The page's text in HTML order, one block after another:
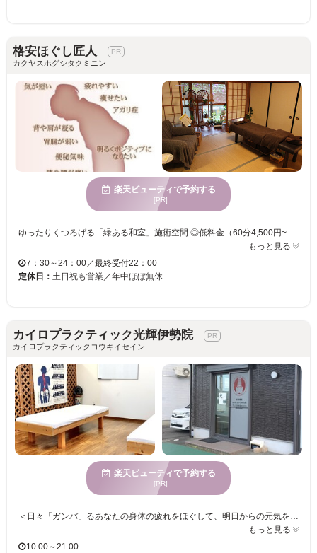
格安ほぐし匠人
カクヤスホグシタクミニン
楽天ビューティで予約する
[PR]
ゆったりくつろげる「緑ある和室」施術空間 ◎低料金（60分4,500円~割引有）にて「ご負担少なく・通いやすい」人気の整体院《格安ほぐし匠人》☆22時までにご連絡いただければ、24時以降もＯＫ！ 「カウンセリング」を重視し「痛み／辛さを和らげる専門力」にて、お客様が “ずっと元気” で、いつまでも健康に暮らせるよう、きちんと結果を出し続けてゆく整体院を目指しています。 心や体の辛さを周囲になかなか理解して貰えず、一人苦しんでみえる方も多くいらっしゃいます。 そんな方々のお悩みをじっくりお伺いしながら、心身の健康をきちんとサポートしています。 辛さやストレスから開放され、皆さん笑顔で帰られます。 その喜びに、時に涙される方もいらっしゃいます。 もし挫けそうになられても、しっかりサポートしてますので、大丈夫！ 本格的に自律神経を調え、隅々まで血流よくして、いつも元気ハツラツ “体温＆免疫アップ” 健康人生まっしぐら！！ あなたもぜひ《格安ほぐし匠人》の専門力をご体験くださいませ。 ご来店をお待ちしております。
もっと見る
7：30～24：00／最終受付22：00
定休日： 土日祝も営業／年中ほぼ無休
カイロプラクティック光輝伊勢院
カイロプラクティックコウキイセイン
楽天ビューティで予約する
[PR]
＜日々「ガンバ」るあなたの身体の疲れをほぐして、明日からの元気をチャージします！＞ 【駐車場あり◎／クレジットカード支払いOK♪／女性スタッフが多い◇】明るくて開放感のある店内♪22：00まで営業しているので、お仕事終わりの方も気軽にご来店頂けます☆丁寧なカウンセリングを行い、お客様一人ひとりに合った施術をしてくれるので、初めての方でも安心して通うことが出来ます！ 何をしても改善しなかった体の不調を、熟練の技術でしっかりとケア◎今まで悩んでいた体の痛みや痺れなどを改善します！【※定期的に通いたい人にもお勧め♪お得な回数券もございます★】 お子様からお年寄りまで、幅広くご利用頂けます♪身体のお悩みを改善したい方は是非『カイロプラクティック光輝伊勢院』にお任せください☆お客様のご来店を心よりお待ちしております！
もっと見る
10:00～21:00